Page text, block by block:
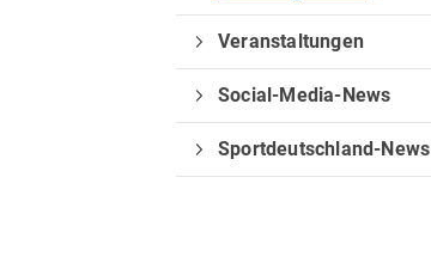
Veranstaltungen
Social-Media-News
Sportdeutschland-News
Quicklinks
Sportangebote finden
Sportsuche